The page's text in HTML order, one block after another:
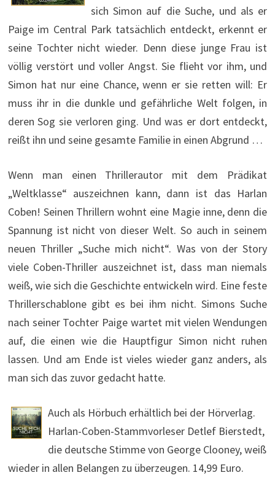
sich Simon auf die Suche, und als er
Paige im Central Park tatsächlich entdeckt, erkennt er
seine Tochter nicht wieder. Denn diese junge Frau ist
völlig verstört und voller Angst. Sie flieht vor ihm, und
Simon hat nur eine Chance, wenn er sie retten will: Er
muss ihr in die dunkle und gefährliche Welt folgen, in
deren Sog sie verloren ging. Und was er dort entdeckt,
reißt ihn und seine gesamte Familie in einen Abgrund …
Wenn man einen Thrillerautor mit dem Prädikat
„Weltklasse“ auszeichnen kann, dann ist das Harlan
Coben! Seinen Thrillern wohnt eine Magie inne, denn die
Spannung ist nicht von dieser Welt. So auch in seinem
neuen Thriller „Suche mich nicht“. Was von der Story
viele Coben-Thriller auszeichnet ist, dass man niemals
weiß, wie sich die Geschichte entwickeln wird. Eine feste
Thrillerschablone gibt es bei ihm nicht. Simons Suche
nach seiner Tochter Paige wartet mit vielen Wendungen
auf, die einen wie die Hauptfigur Simon nicht ruhen
lassen. Und am Ende ist vieles wieder ganz anders, als
man sich das zuvor gedacht hatte.
Auch als Hörbuch erhältlich bei der Hörverlag.
Harlan-Coben-Stammvorleser Detlef Bierstedt,
die deutsche Stimme von George Clooney, weiß
wieder in allen Belangen zu überzeugen. 14,99 Euro.